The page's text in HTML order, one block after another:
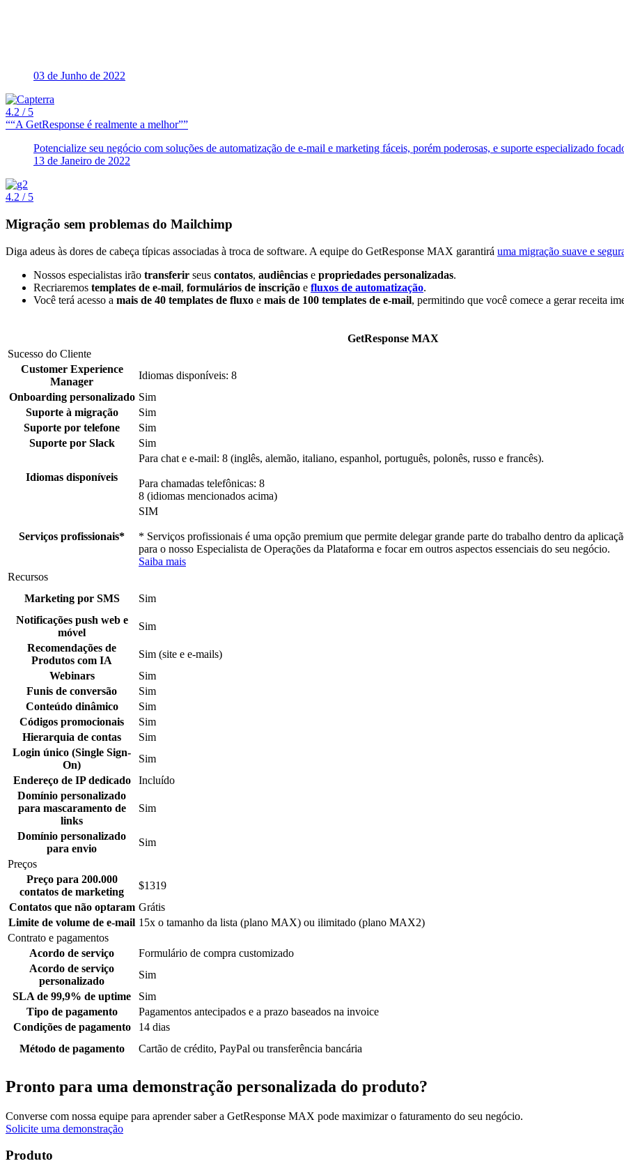
03 de Junho de 2022
4.2 / 5
“A GetResponse é realmente a melhor”
Potencialize seu negócio com soluções de automatização de e-mail e marketing fáceis, porém poderosas, e suporte especializado
13 de Janeiro de 2022
4.2 / 5
Migração sem problemas do Mailchimp
Diga adeus às dores de cabeça típicas associadas à troca de software. A equipe do GetResponse MAX garantirá uma migração suave e
Nossos especialistas irão transferir seus contatos, audiências e propriedades personalizadas.
Recriaremos templates de e-mail, formulários de inscrição e fluxos de automatização.
Você terá acesso a mais de 40 templates de fluxo e mais de 100 templates de e-mail, permitindo que você comece a gerar receita
GetResponse MAX
Sucesso do Cliente
Customer Experience
Manager
Idiomas disponíveis: 8
Onboarding personalizado Sim
Suporte à migração
Sim
Suporte por telefone
Sim
Suporte por Slack
Sim
Idiomas disponíveis
Para chat e e-mail: 8 (inglês, alemão, italiano, espanhol, português, polonês, russo e francês).
Para chamadas telefônicas: 8
8 (idiomas mencionados acima)
Serviços profissionais*
SIM
* Serviços profissionais é uma opção premium que permite delegar grande parte do trabalho dentro da
para o nosso Especialista de Operações da Plataforma e focar em outros aspectos essenciais do seu negócio.
Saiba mais
Recursos
Marketing por SMS
Sim
Notificações push web e
móvel
Sim
Recomendações de
Produtos com IA
Sim (site e e-mails)
Webinars
Sim
Funis de conversão
Sim
Conteúdo dinâmico
Sim
Códigos promocionais
Sim
Hierarquia de contas
Sim
Login único (Single Sign-
On)
Sim
Endereço de IP dedicado
Incluído
Domínio personalizado
para mascaramento de
links
Sim
Domínio personalizado
para envio
Sim
Preços
Preço para 200.000
contatos de marketing
$1319
Contatos que não optaram Grátis
Limite de volume de e-mail 15x o tamanho da lista (plano MAX) ou ilimitado (plano MAX2)
Contrato e pagamentos
Acordo de serviço
Formulário de compra customizado
Acordo de serviço
personalizado
Sim
SLA de 99,9% de uptime
Sim
Tipo de pagamento
Pagamentos antecipados e a prazo baseados na invoice
Condições de pagamento
14 dias
Método de pagamento
Cartão de crédito, PayPal ou transferência bancária
Pronto para uma demonstração personalizada do produto?
Converse com nossa equipe para aprender saber a GetResponse MAX pode maximizar o faturamento do seu negócio.
Solicite uma demonstração
Produto